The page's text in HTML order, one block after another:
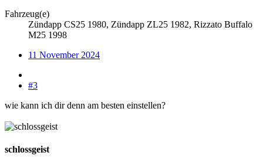
Fahrzeug(e)
Zündapp CS25 1980, Zündapp ZL25 1982, Rizzato Buffalo
M25 1998
11 November 2024
#3
wie kann ich dir denn am besten einstellen?
schlossgeist